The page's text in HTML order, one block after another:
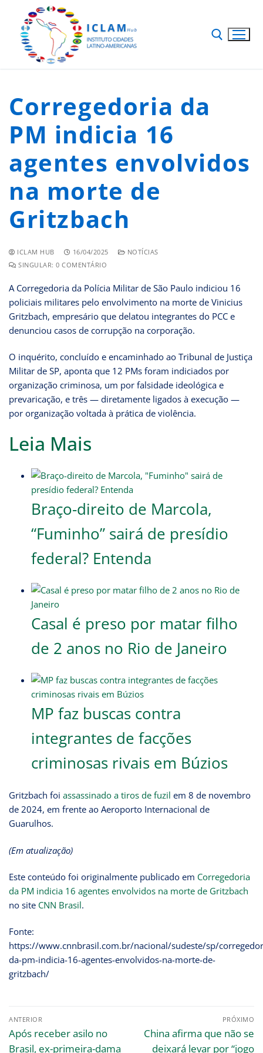
Corregedoria da
PM indicia 16
agentes envolvidos
na morte de
Gritzbach
ICLAM HUB 16/04/2025
NOTÍCIAS
SINGULAR: 0 COMENTÁRIO
A Corregedoria da Polícia Militar de São Paulo indiciou 16
policiais militares pelo envolvimento na morte de Vinicius
Gritzbach, empresário que delatou integrantes do PCC e
denunciou casos de corrupção na corporação.
O inquérito, concluído e encaminhado ao Tribunal de Justiça
Militar de SP, aponta que 12 PMs foram indiciados por
organização criminosa, um por falsidade ideológica e
prevaricação, e três — diretamente ligados à execução —
por organização voltada à prática de violência.
Leia Mais
Braço-direito de Marcola,
“Fuminho” sairá de presídio
federal? Entenda
Casal é preso por matar filho
de 2 anos no Rio de Janeiro
MP faz buscas contra
integrantes de facções
criminosas rivais em Búzios
Gritzbach foi assassinado a tiros de fuzil em 8 de novembro
de 2024, em frente ao Aeroporto Internacional de
Guarulhos.
(Em atualização)
Este conteúdo foi originalmente publicado em Corregedoria
da PM indicia 16 agentes envolvidos na morte de Gritzbach
no site CNN Brasil.
Fonte:
https://www.cnnbrasil.com.br/nacional/sudeste/sp/
da-pm-indicia-16-agentes-envolvidos-na-morte-de-
gritzbach/
ANTERIOR
Após receber asilo no
Brasil, ex-primeira-dama
PRÓXIMO
China afirma que não se
deixará levar por “jogo